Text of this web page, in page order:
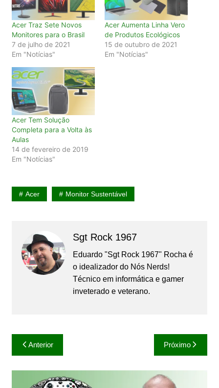
Acer Traz Sete Novos
Monitores para o Brasil
7 de julho de 2021
Em "Notícias"
Acer Aumenta Linha Vero
de Produtos Ecológicos
15 de outubro de 2021
Em "Notícias"
Acer Tem Solução
Completa para a Volta às
Aulas
14 de fevereiro de 2019
Em "Notícias"
Acer Monitor Sustentável
Sgt Rock 1967
Eduardo "Sgt Rock 1967" Rocha é
o idealizador do Nós Nerds!
Técnico em informática e gamer
inveterado e veterano.
Navegação
de
Post
Anterior Próximo